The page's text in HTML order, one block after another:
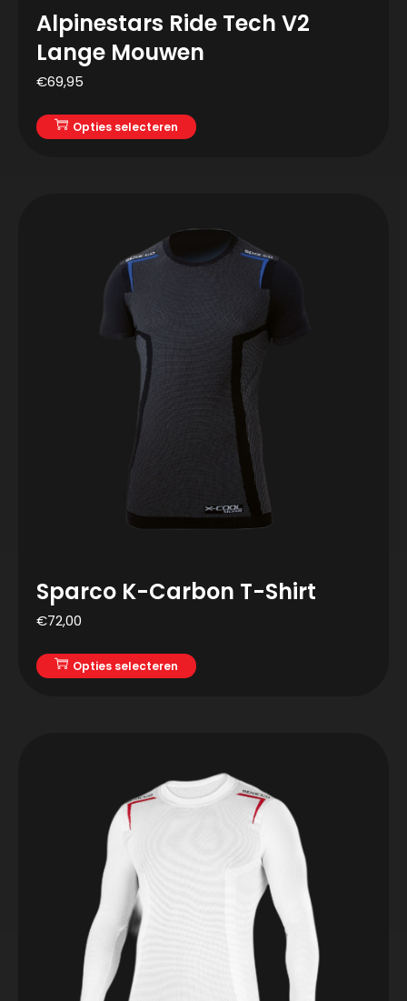
Alpinestars Ride Tech V2
Lange Mouwen
€69,95
Opties selecteren
Sparco K-Carbon T-Shirt
€72,00
Opties selecteren